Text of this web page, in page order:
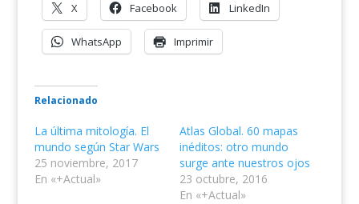
X Facebook LinkedIn
WhatsApp Imprimir
Relacionado
La última mitología. El
mundo según Star Wars
25 noviembre, 2017
En «+Actual»
Atlas Global. 60 mapas
inéditos: otro mundo
surge ante nuestros ojos
23 octubre, 2016
En «+Actual»